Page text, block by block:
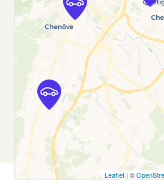
DIJON CEDEX, 21066
Voir l'agence
Free2Move Rent - GARAGE
AUTOMOBILES - CHENOVE (C)
10 RUE DU 6 JUILLET
CHENOVE, 21300
Voir l'agence
Free2Move Rent - EURL AUTO
Leaflet | ©